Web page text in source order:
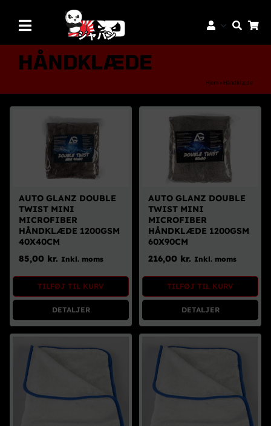
contentToggle
Navigation
Mærker
Reservedele
Servicedele
K-Truck Dele
JDM Lifestyle
Bilpleje
Brugte Dele
Kontakt Os
HÅNDKLÆDE
Hjem » Håndklæde
AUTO GLANZ DOUBLE
TWIST MINI
MICROFIBER
HÅNDKLÆDE 1200GSM
40X40CM
85,00 kr. Inkl. moms
TILFØJ TIL KURV
DETALJER
AUTO GLANZ DOUBLE
TWIST MINI
MICROFIBER
HÅNDKLÆDE 1200GSM
60X90CM
216,00 kr. Inkl. moms
TILFØJ TIL KURV
DETALJER